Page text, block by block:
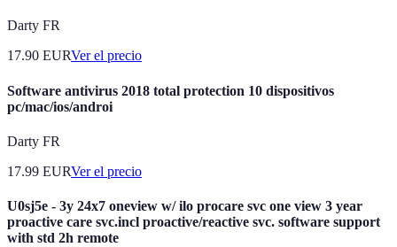
Darty FR
17.90 EURVer el precio
Software antivirus 2018 total protection 10 dispositivos
pc/mac/ios/androi
Darty FR
17.99 EURVer el precio
U0sj5e - 3y 24x7 oneview w/ ilo procare svc one view 3 year
proactive care svc.incl proactive/reactive svc. software support
with std 2h remote